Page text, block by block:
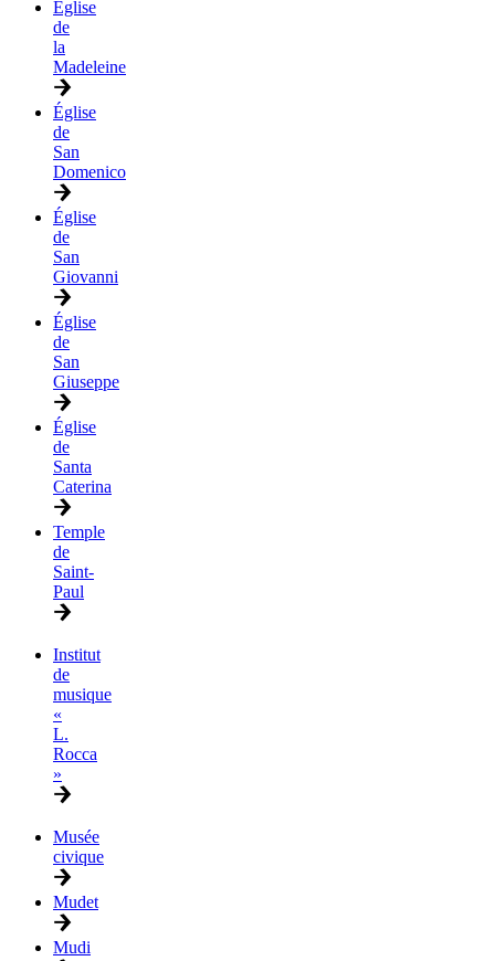
Église
de
la
Madeleine
Église
de
San
Domenico
Église
de
San
Giovanni
Église
de
San
Giuseppe
Église
de
Santa
Caterina
Temple
de
Saint-
Paul
Institut
de
musique
«
L.
Rocca
»
Musée
civique
Mudet
Mudi